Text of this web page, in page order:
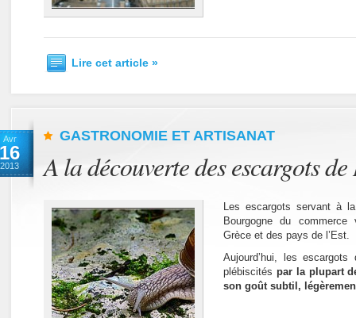
Lire cet article »
Avr
16
2013
GASTRONOMIE ET ARTISANAT
A la découverte des escargots
Les escargots servant à
Bourgogne du
Grèce et des pays de l’Est.
Aujourd’hui, les escargots
plébiscités par la plupart
son goût subtil,